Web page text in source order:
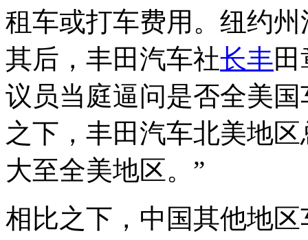
租车或打车费用。纽约
其后，丰田汽车社长丰
议员当庭逼问是否全美
之下，丰田汽车北美地
大至全美地区。”
相比之下，中国其他地